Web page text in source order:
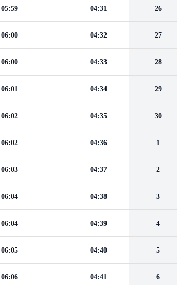
26
04:31
05:59
27
04:32
06:00
28
04:33
06:00
29
04:34
06:01
30
04:35
06:02
1
04:36
06:02
2
04:37
06:03
3
04:38
06:04
4
04:39
06:04
5
04:40
06:05
6
04:41
06:06